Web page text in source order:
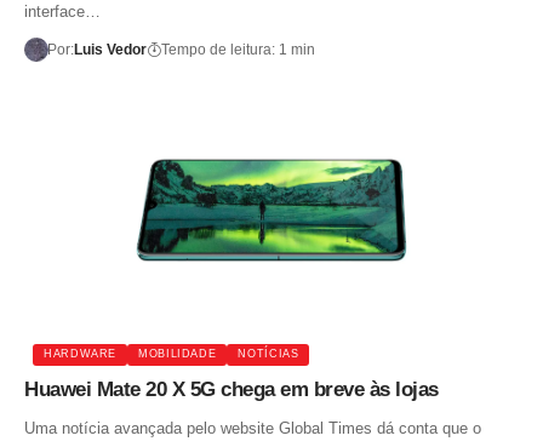
interface…
Por:Luis Vedor Tempo de leitura: 1 min
HARDWARE MOBILIDADE NOTÍCIAS
Huawei Mate 20 X 5G chega em breve às lojas
Uma notícia avançada pelo website Global Times dá conta que o